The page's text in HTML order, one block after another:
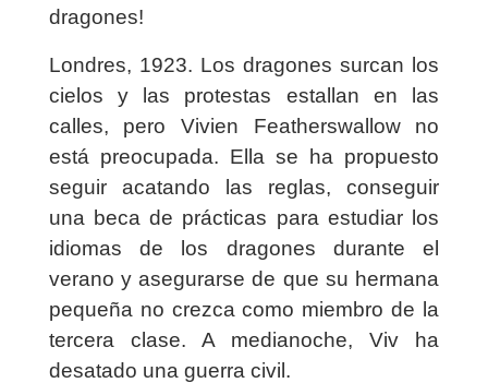
dragones!
Londres, 1923. Los dragones surcan los
cielos y las protestas estallan en las
calles, pero Vivien Featherswallow no
está preocupada. Ella se ha propuesto
seguir acatando las reglas, conseguir
una beca de prácticas para estudiar los
idiomas de los dragones durante el
verano y asegurarse de que su hermana
pequeña no crezca como miembro de la
tercera clase. A medianoche, Viv ha
desatado una guerra civil.